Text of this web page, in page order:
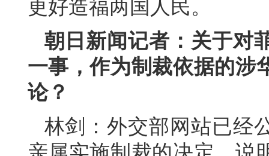
更好造福两国人民。
朝日新闻记者：关于对
一事，作为制裁依据的涉
论？
林剑：外交部网站已经